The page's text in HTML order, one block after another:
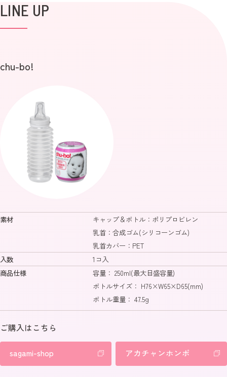
LINE UP
chu-bo!
素材
キャップ＆ボトル：ポリプロビレン
乳首：合成ゴム(シリコーンゴム)
乳首カバー：PET
入数
1コ入
商品仕様
容量： 250ml(最大目盛容量)
ボトルサイズ： H76×W65×D65(mm)
ボトル重量： 47.5g
ご購入はこちら
sagami-shop アカチャンホンポ